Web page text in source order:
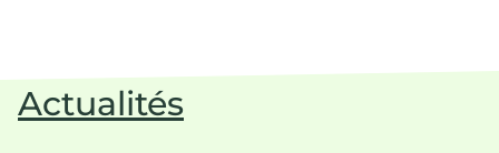
Actualités